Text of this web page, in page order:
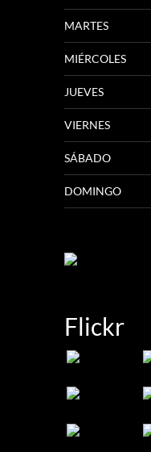
MARTES
MIÉRCOLES
JUEVES
VIERNES
SÁBADO
DOMINGO
Flickr